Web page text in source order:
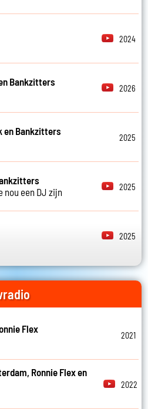
2024
Bankzitters
2026
en Bankzitters
2025
nou een DJ zijn
2025
2025
Flex
2021
Ronnie Flex en
2022